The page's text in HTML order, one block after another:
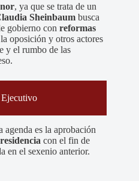
, ya que se trata de un
Sheinbaum busca
gobierno con reformas
oposición y otros actores
y el rumbo de las
es la aprobación
con el fin de
en el sexenio anterior.